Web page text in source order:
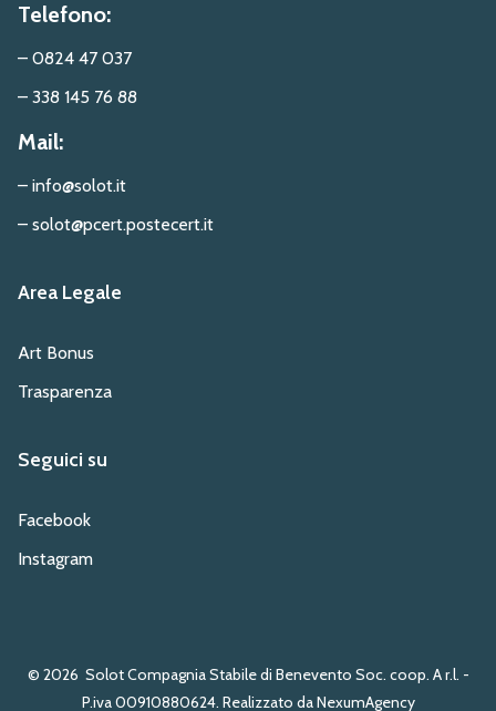
Telefono:
– 0824 47 037
– 338 145 76 88
Mail:
– info@solot.it
– solot@pcert.postecert.it
Area Legale
Art Bonus
Trasparenza
Seguici su
Facebook
Instagram
© 2026 Solot Compagnia Stabile di Benevento Soc. coop. A r.l. -
P.iva 00910880624. Realizzato da NexumAgency